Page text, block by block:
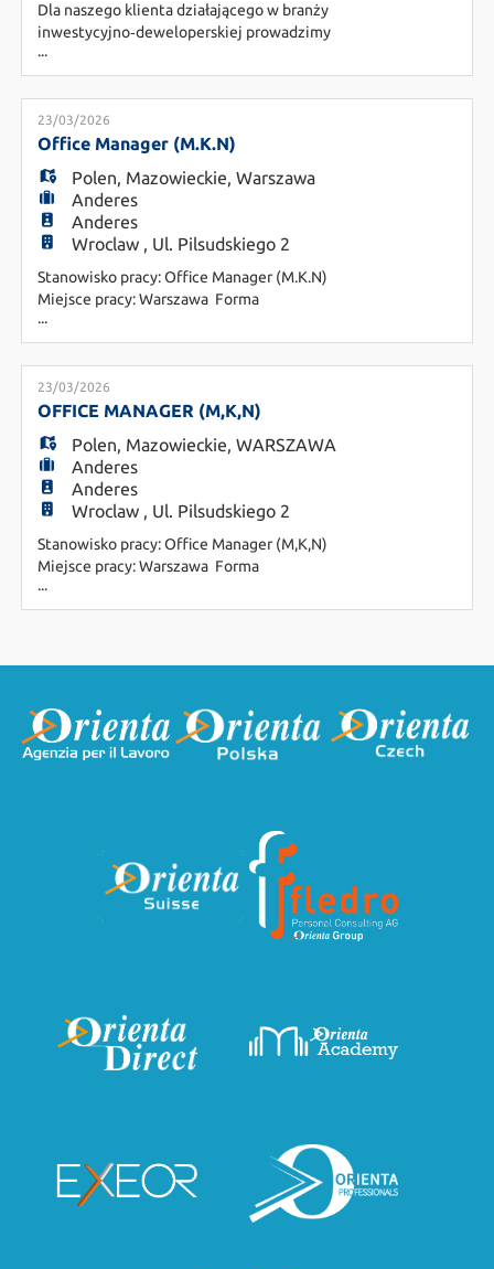
Dla naszego klienta działającego w branży
inwestycyjno‑deweloperskiej prowadzimy
rekrutację na stanowisko Executive Assistant
Miejsce pracy: Warszawa Rodzaj pracy: Praca
stacjonarna Rodzaj współpracy: B2B/UoP
Raportowanie: Zarząd/OM Szukamy osoby, na
stanowisko Senior Personal Assistant dla członka
...
23/03/2026
Office Manager (M.K.N)
Polen, Mazowieckie, Warszawa
Anderes
Anderes
Wroclaw , Ul. Pilsudskiego 2
Stanowisko pracy: Office Manager (M.K.N)
Miejsce pracy: Warszawa Forma
zatrudnienia: B2B lub Umowa o pracę O naszym
kliencie: Jesteśmy dynamicznie rozwijającą się
kancelarią prawną, która stawia na profesjonalizm
w relacjach z klientem i partnerską atmosferę w
zespole. Szukamy osoby, która przejmie stery nad
...
23/03/2026
OFFICE MANAGER (M,K,N)
Polen, Mazowieckie, WARSZAWA
Anderes
Anderes
Wroclaw , Ul. Pilsudskiego 2
Stanowisko pracy: Office Manager (M,K,N)
Miejsce pracy: Warszawa Forma
zatrudnienia: B2B lub Umowa o pracę O
NASZYM KLIENCIE: Jesteśmy dynamicznie
...